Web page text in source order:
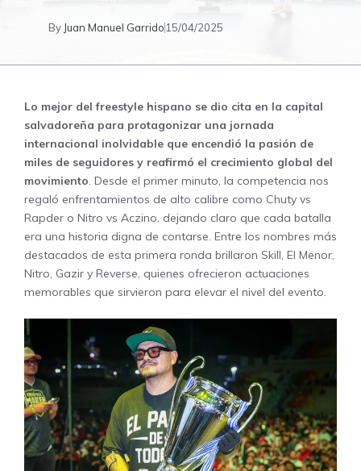
By Juan Manuel Garrido 15/04/2025
Lo mejor del freestyle hispano se dio cita en la capital
salvadoreña para protagonizar una jornada
internacional inolvidable que encendió la pasión de
miles de seguidores y reafirmó el crecimiento global del
movimiento. Desde el primer minuto, la competencia nos
regaló enfrentamientos de alto calibre como Chuty vs
Rapder o Nitro vs Aczino, dejando claro que cada batalla
era una historia digna de contarse. Entre los nombres más
destacados de esta primera ronda brillaron Skill, El Menor,
Nitro, Gazir y Reverse, quienes ofrecieron actuaciones
memorables que sirvieron para elevar el nivel del evento.